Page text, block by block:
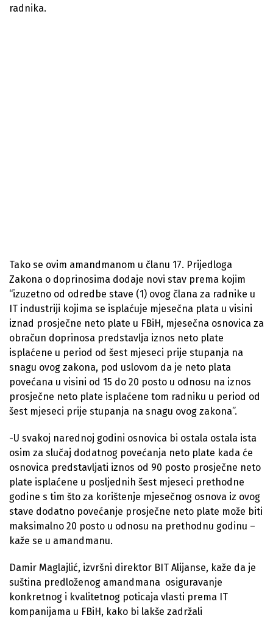
radnika.
Tako se ovim amandmanom u članu 17. Prijedloga
Zakona o doprinosima dodaje novi stav prema kojim
“izuzetno od odredbe stave (1) ovog člana za radnike u
IT industriji kojima se isplaćuje mjesečna plata u visini
iznad prosječne neto plate u FBiH, mjesečna osnovica za
obračun doprinosa predstavlja iznos neto plate
isplaćene u period od šest mjeseci prije stupanja na
snagu ovog zakona, pod uslovom da je neto plata
povećana u visini od 15 do 20 posto u odnosu na iznos
prosječne neto plate isplaćene tom radniku u period od
šest mjeseci prije stupanja na snagu ovog zakona”.
-U svakoj narednoj godini osnovica bi ostala ostala ista
osim za slučaj dodatnog povećanja neto plate kada će
osnovica predstavljati iznos od 90 posto prosječne neto
plate isplaćene u posljednih šest mjeseci prethodne
godine s tim što za korištenje mjesečnog osnova iz ovog
stave dodatno povećanje prosječne neto plate može biti
maksimalno 20 posto u odnosu na prethodnu godinu –
kaže se u amandmanu.
Damir Maglajlić, izvršni direktor BIT Alijanse, kaže da je
suština predloženog amandmana osiguravanje
konkretnog i kvalitetnog poticaja vlasti prema IT
kompanijama u FBiH, kako bi lakše zadržali